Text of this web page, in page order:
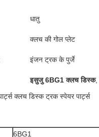
धातु
क्लच की गोल प्लेट
इंजन ट्रक के पुर्जे
इसुजु 6BG1 क्लच डिस्क,
क्लच डिस्क ट्रक स्पेयर पार्ट्स
6BG1